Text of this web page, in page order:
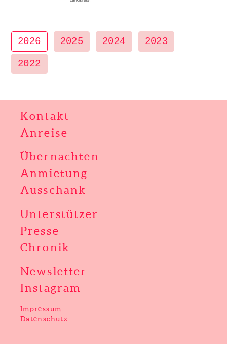
2026 2025 2024
2023
2022
Kontakt
Anreise
Übernachten
Anmietung
Ausschank
Unterstützer
Presse
Chronik
Newsletter
Instagram
Impressum
Datenschutz